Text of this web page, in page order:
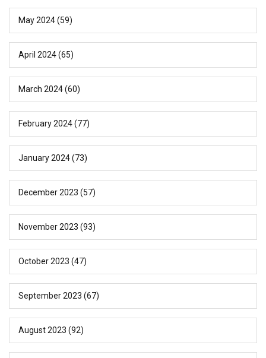
May 2024(59)
April 2024(65)
March 2024(60)
February 2024(77)
January 2024(73)
December 2023 (57)
November 2023 (93)
October 2023 (47)
September 2023 (67)
August 2023 (92)